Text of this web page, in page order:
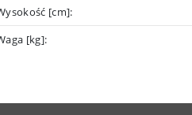
[cm]:
[kg]: